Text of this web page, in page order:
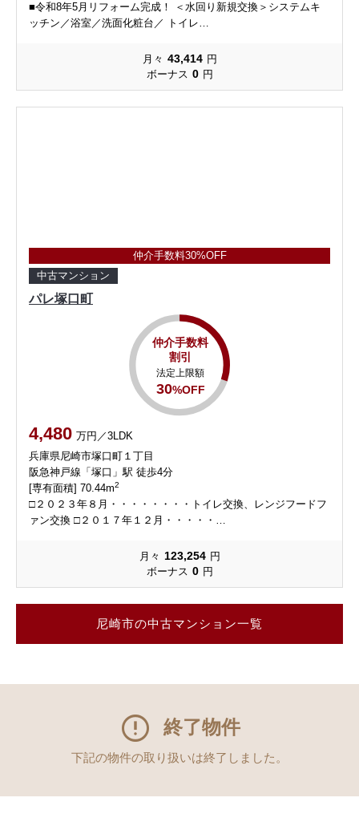
■令和8年5月リフォーム完成！ ＜水回り新規交換＞システムキ
ッチン／浴室／洗面化粧台／ トイレ…
月々 43,414 円
ボーナス 0 円
仲介手数料30%OFF
中古マンション
パレ塚口町
仲介手数料
割引
法定上限額
30%OFF
4,480 万円／3LDK
兵庫県尼崎市塚口町１丁目
阪急神戸線「塚口」駅 徒歩4分
[専有面積] 70.44m2
□２０２３年８月・・・・・・・・トイレ交換、レンジフードフ
ァン交換 □２０１７年１２月・・・・・…
月々 123,254 円
ボーナス 0 円
尼崎市の中古マンション一覧
終了物件
下記の物件の取り扱いは終了しました。